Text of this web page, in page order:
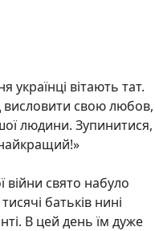
вітають тат.
висловити свою любов,
людини. Зупинитися,
свято набуло
батьків нині
В цей день їм дуже